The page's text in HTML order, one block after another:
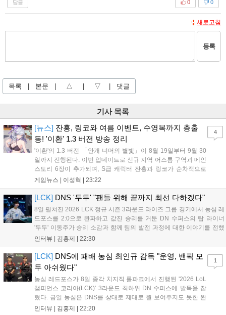
답글 0
0
새로고침
등록
목록 본문 △ ▽ 댓글
기사 목록
[뉴스] 잔홍, 링코와 여름 이벤트, 수영복까지 총출
동! '이환' 1.3 버전 방송 정리
'이환'의 1.3 버전 「안개 너머의 별빛」이 8월 19일부터 9월 30
일까지 진행된다. 이번 업데이트로 신규 지역 어스름 구역과 메인
스토리 6장이 추가되며, S급 캐릭터 잔홍과 링코가 순차적으로
등장한다. 여름 시즌을 맞아 비치발리볼, 수상 오토바이 등 다채
의성도 강화된다. 8월 11일까지 사용 가능한 교환 코드 3종이 제
공되며, 상세 일정은 공식 채널을 통해 확인할 수 있다....
게임뉴스 | 이성혁 23:22
4
[LCK] DNS '두두' "팬들 위해 끝까지 최선 다하겠다"
8일 펼쳐진 2026 LCK 정규 시즌 3라운드 라이즈 그룹 경기에서 농심 레
드포스를 2:0으로 완파하고 값진 승리를 거둔 DN 수퍼스의 탑 라이너
'두두' 이동주가 승리 소감과 함께 팀의 발전 과정에 대한 이야기를 전했
다. 먼저 오랜만의 2:0 완승에 대해 '두두'는 "진짜 오랜만에 거둔 2:0 승
인터뷰 | 김홍제 22:30
[LCK] DNS에 패배 농심 최인규 감독 "운영, 밴픽 모
두 아쉬웠다"
농심 레드포스가 8일 종각 치지직 롤파크에서 진행된 '2026 LoL
챔피언스 코리아(LCK)' 3라운드 최하위 DN 수퍼스에 발목을 잡
혔다. 금일 농심은 DNS를 상대로 제대로 뭘 보여주지도 못한 완
패를 당하고 말았다. 이하 농심 레드포스 최인규 감독과 '리헨즈'
인터뷰 | 김홍제 22:20
1